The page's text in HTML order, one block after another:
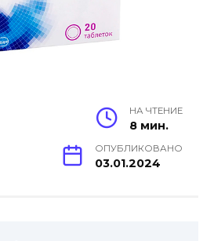
НА ЧТЕНИЕ
8 мин.
ОПУБЛИКОВАНО
03.01.2024